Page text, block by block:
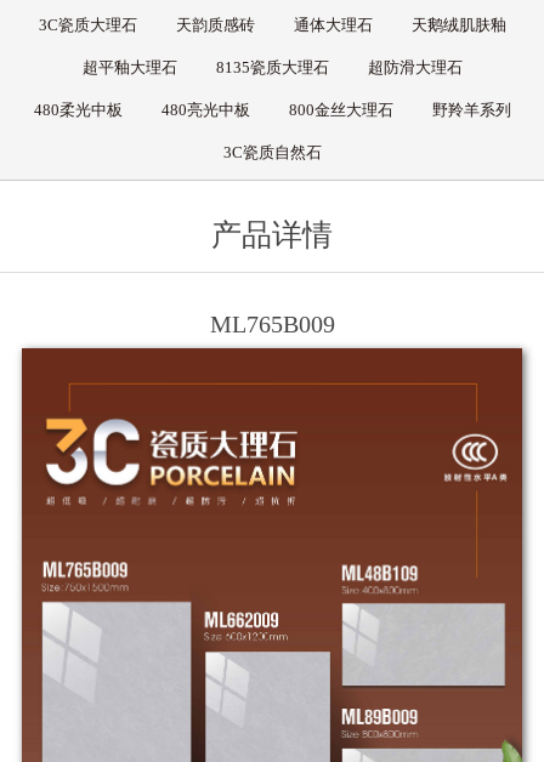
3C瓷质大理石 天韵质感砖 通体大理石 天鹅绒肌肤釉
超平釉大理石 8135瓷质大理石 超防滑大理石
480柔光中板 480亮光中板 800金丝大理石 野羚羊系列
3C瓷质自然石
产品详情
ML765B009